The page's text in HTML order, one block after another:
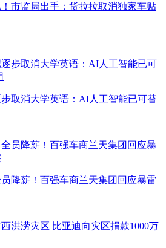
市监局出手：货拉拉取消独家车贴
取消大学英语：AI人工智能已可替
降薪！百强车商兰天集团回应暴雷